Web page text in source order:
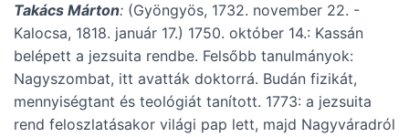
Takács Márton: (Gyöngyös, 1732. november 22. -
Kalocsa, 1818. január 17.) 1750. október 14.: Kassán
belépett a jezsuita rendbe. Felsőbb tanulmányok:
Nagyszombat, itt avatták doktorrá. Budán fizikát,
mennyiségtant és teológiát tanított. 1773: a jezsuita
rend feloszlatásakor világi pap lett, majd Nagyváradról